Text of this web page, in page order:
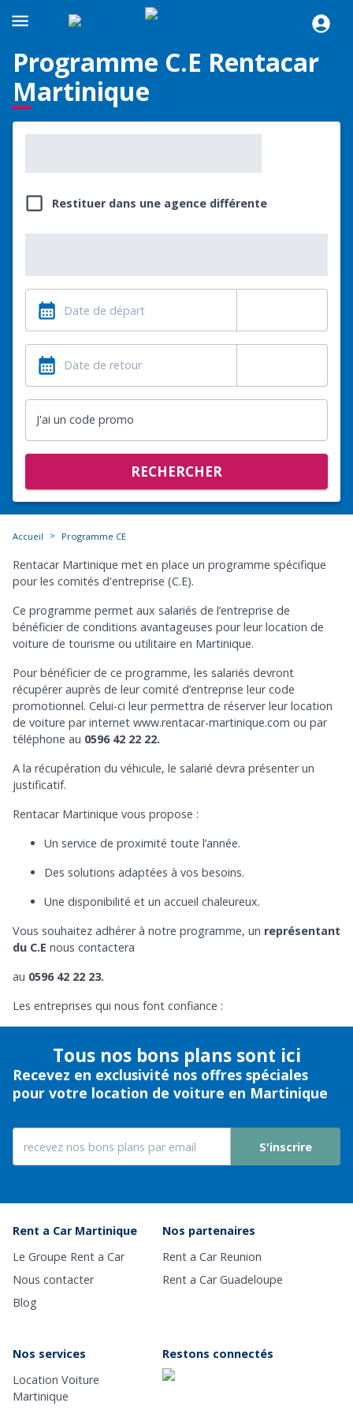
Programme C.E Rentacar
Martinique
Restituer dans une agence différente
J'ai un code promo
RECHERCHER
Accueil > Programme CE
Rentacar Martinique met en place un programme spécifique
pour les comités d'entreprise (C.E).
Ce programme permet aux salariés de l’entreprise de
bénéficier de conditions avantageuses pour leur location de
voiture de tourisme ou utilitaire en Martinique.
Pour bénéficier de ce programme, les salariés devront
récupérer auprès de leur comité d’entreprise leur code
promotionnel. Celui-ci leur permettra de réserver leur location
de voiture par internet www.rentacar-martinique.com ou par
téléphone au 0596 42 22 22.
A la récupération du véhicule, le salarié devra présenter un
justificatif.
Rentacar Martinique vous propose :
Un service de proximité toute l’année.
Des solutions adaptées à vos besoins.
Une disponibilité et un accueil chaleureux.
Vous souhaitez adhérer à notre programme, un représentant
du C.E nous contactera
au 0596 42 22 23.
Les entreprises qui nous font confiance :
Tous nos bons plans sont ici
Recevez en exclusivité nos offres spéciales
pour votre location de voiture en Martinique
S'inscrire
Rent a Car Martinique
Le Groupe Rent a Car
Nous contacter
Blog
Nos partenaires
Rent a Car Reunion
Rent a Car Guadeloupe
Nos services
Location Voiture
Martinique
Restons connectés